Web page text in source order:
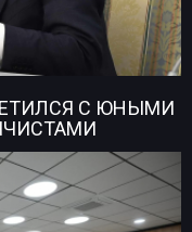
С ЮНЫМИ